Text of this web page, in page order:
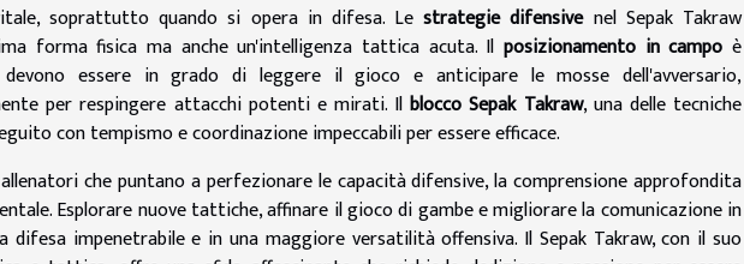
soprattutto quando si opera in difesa. Lestrategie difensivenel Sepak Takraw
forma fisica ma anche un'intelligenza tattica acuta. Il posizionamento in campo è
essere in grado di leggere il gioco e anticipare le mosse dell'avversario,
per respingere attacchi potenti e mirati. Ilblocco Sepak Takraw, una delle tecniche
con tempismo e coordinazione impeccabili per essere efficace.
che puntano a perfezionare le capacità difensive, la comprensione approfondita
Esplorare nuove tattiche, affinare il gioco di gambe e migliorare la comunicazione in
difesa impenetrabile e in una maggiore versatilità offensiva. Il Sepak Takraw, con il suo